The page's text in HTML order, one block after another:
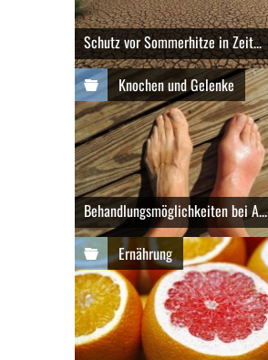
Schutz vor Sommerhitze in Zeit...
Knochen und Gelenke
Behandlungsmöglichkeiten bei A...
Ernährung